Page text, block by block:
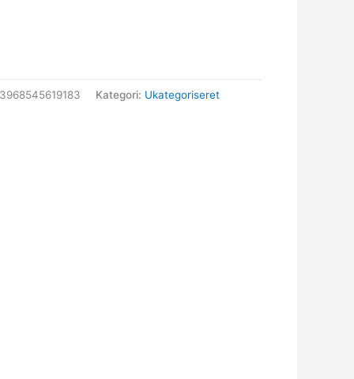
Kategori: Ukategoriseret